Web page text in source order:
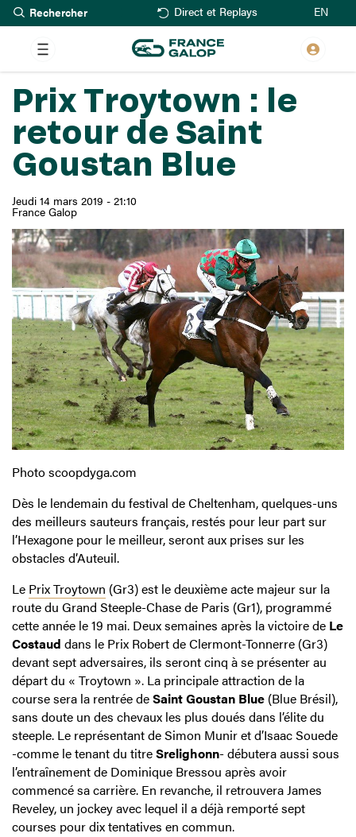
Aller
au
contenu
principal
Rechercher Direct et Replays EN
Prix Troytown : le
retour de Saint
Goustan Blue
Jeudi 14 mars 2019 - 21:10
France Galop
Photo scoopdyga.com
Dès le lendemain du festival de Cheltenham, quelques-uns
des meilleurs sauteurs français, restés pour leur part sur
l’Hexagone pour le meilleur, seront aux prises sur les
obstacles d’Auteuil.
Le Prix Troytown (Gr3) est le deuxième acte majeur sur la
route du Grand Steeple-Chase de Paris (Gr1), programmé
cette année le 19 mai. Deux semaines après la victoire de Le
Costaud dans le Prix Robert de Clermont-Tonnerre (Gr3)
devant sept adversaires, ils seront cinq à se présenter au
départ du « Troytown ». La principale attraction de la
course sera la rentrée deSaint Goustan Blue (Blue Brésil),
sans doute un des chevaux les plus doués dans l’élite du
steeple. Le représentant de Simon Munir et d’Isaac Souede
-comme le tenant du titreSrelighonn- débutera aussi sous
l’entraînement de Dominique Bressou après avoir
commencé sa carrière. En revanche, il retrouvera James
Reveley, un jockey avec lequel il a déjà remporté sept
courses pour dix tentatives en commun.